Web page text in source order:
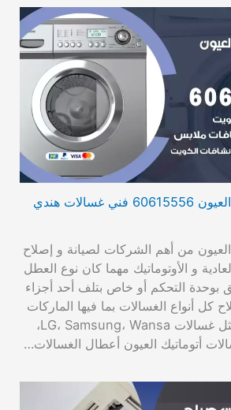
فني تصليح غسالات العيون 60615556 فني غسالات هندي
من أهم الشركات لصيانة و إصلاح
و الأوتوماتيك مهما كان نوع العطل
بوحدة التحكم أو خاص بتلف أحد أجزاء
كل أنواع الغسالات بما فيها الماركات
العالمية و المحلية مثل غسالات LG، Samsung، Wansa،
أتوماتيك العيون أعطال الغسالات…